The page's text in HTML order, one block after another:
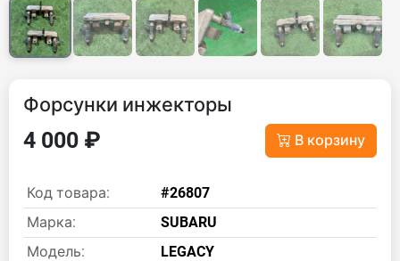
Форсунки инжекторы
4 000 ₽ В корзину
Код товара:
#26807
Марка:
SUBARU
Модель:
LEGACY